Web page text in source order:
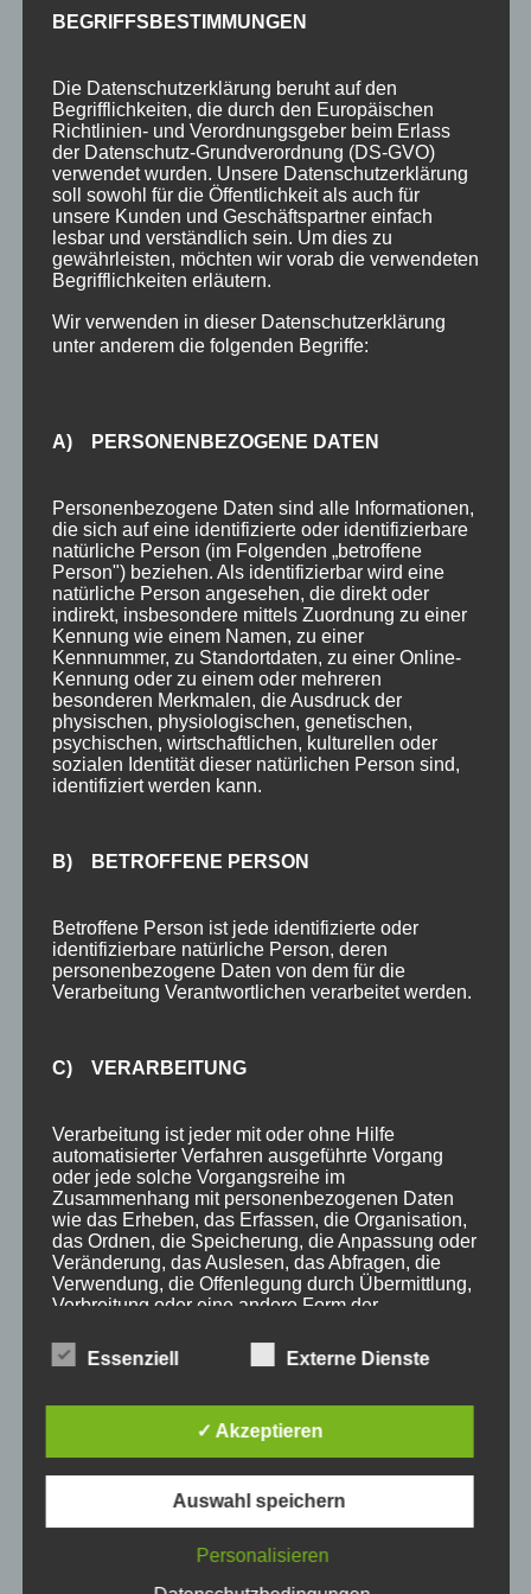
Angebote
Bewertungen
Brauchtum
Ferienhotel
Ferienwohnungen
Gästeinformationen
Hotel
Newsletter
Veranstaltungen
Winter
INHALTE
Willkommen
Angebote
Unterkunft
4-Raum-Fewo 3-5P
4-Raum-Fewo 4P
3-Raum-Fewo 2-3P
2-Raum-Fewo 2-3P
Einzelzimmer o. Balkon 1P
Preise
Aktuelles
Blog
Veranstaltungen
Infos
360° Panoramen
BEGRIFFSBESTIMMUNGEN
Die Datenschutzerklärung beruht auf den
Begrifflichkeiten, die durch den Europäischen
Richtlinien- und Verordnungsgeber beim Erlass
der Datenschutz-Grundverordnung (DS-GVO)
verwendet wurden. Unsere Datenschutzerklärung
soll sowohl für die Öffentlichkeit als auch für
unsere Kunden und Geschäftspartner einfach
lesbar und verständlich sein. Um dies zu
gewährleisten, möchten wir vorab die verwendeten
Begrifflichkeiten erläutern.
Wir verwenden in dieser Datenschutzerklärung
unter anderem die folgenden Begriffe:
A) PERSONENBEZOGENE DATEN
Personenbezogene Daten sind alle Informationen,
die sich auf eine identifizierte oder identifizierbare
natürliche Person (im Folgenden „betroffene
Person") beziehen. Als identifizierbar wird eine
natürliche Person angesehen, die direkt oder
indirekt, insbesondere mittels Zuordnung zu einer
Kennung wie einem Namen, zu einer
Kennnummer, zu Standortdaten, zu einer Online-
Kennung oder zu einem oder mehreren
besonderen Merkmalen, die Ausdruck der
physischen, physiologischen, genetischen,
psychischen, wirtschaftlichen, kulturellen oder
sozialen Identität dieser natürlichen Person sind,
identifiziert werden kann.
B) BETROFFENE PERSON
Betroffene Person ist jede identifizierte oder
identifizierbare natürliche Person, deren
personenbezogene Daten von dem für die
Verarbeitung Verantwortlichen verarbeitet werden.
C) VERARBEITUNG
Verarbeitung ist jeder mit oder ohne Hilfe
automatisierter Verfahren ausgeführte Vorgang
oder jede solche Vorgangsreihe im
Zusammenhang mit personenbezogenen Daten
wie das Erheben, das Erfassen, die Organisation,
das Ordnen, die Speicherung, die Anpassung oder
Veränderung, das Auslesen, das Abfragen, die
Verwendung, die Offenlegung durch Übermittlung,
Verbreitung oder eine andere Form der
die Einschränkung, das Löschen oder die
Vernichtung.
D) EINSCHRÄNKUNG DER VERARBEITUNG
Einschränkung der Verarbeitung ist die Markierung
gespeicherter personenbezogener Daten mit dem
Ziel, ihre künftige Verarbeitung einzuschränken.
Essenziell Externe Dienste
✓ Akzeptieren
Auswahl speichern
Personalisieren